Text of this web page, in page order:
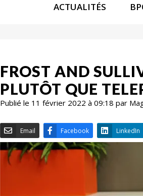
ACTUALITÉS
FROST AND
PLUTÔT QUE
Publié le 11 février 2022 à 09:18 par
Facebook